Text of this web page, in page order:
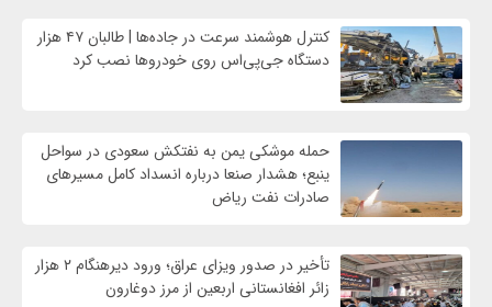
کنترل هوشمند سرعت در جاده‌ها | طالبان ۴۷ هزار
دستگاه جی‌پی‌اس روی خودروها نصب کرد
حمله موشکی یمن به نفتکش سعودی در سواحل
ینبع؛ هشدار صنعا درباره انسداد کامل مسیرهای
صادرات نفت ریاض
تأخیر در صدور ویزای عراق؛ ورود دیرهنگام ۲ هزار
زائر افغانستانی اربعین از مرز دوغارون